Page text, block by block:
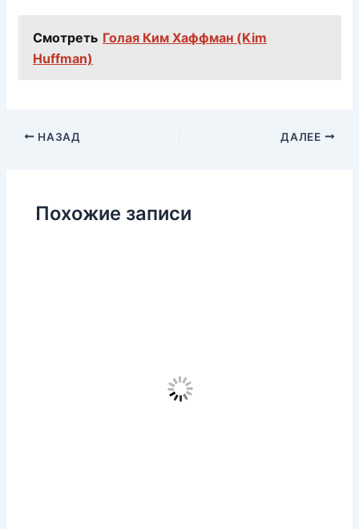
Смотреть Голая Ким Хаффман (Kim
Huffman)
НАЗАД ДАЛЕЕ
Похожие записи